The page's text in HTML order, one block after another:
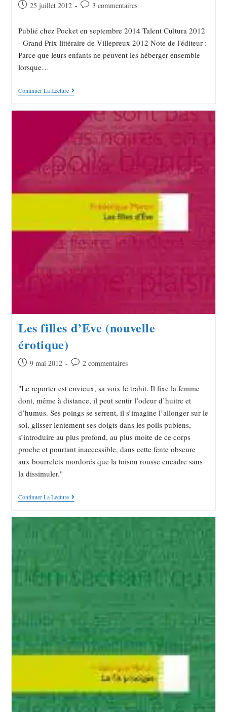
25 juillet 2012 3 commentaires
Publié chez Pocket en septembre 2014 Talent Cultura 2012
- Grand Prix littéraire de Villepreux 2012 Note de l'éditeur :
Parce que leurs enfants ne peuvent les héberger ensemble
lorsque…
Continuer La Lecture
Les filles d’Eve (nouvelle
érotique)
9 mai 2012 2 commentaires
"Le reporter est envieux, sa voix le trahit. Il fixe la femme
dont, même à distance, il peut sentir l’odeur d’huitre et
d’humus. Ses poings se serrent, il s’imagine l’allonger sur le
sol, glisser lentement ses doigts dans les poils pubiens,
s’introduire au plus profond, au plus moite de ce corps
proche et pourtant inaccessible, dans cette fente obscure
aux bourrelets mordorés que la toison rousse encadre sans
la dissimuler."
Continuer La Lecture